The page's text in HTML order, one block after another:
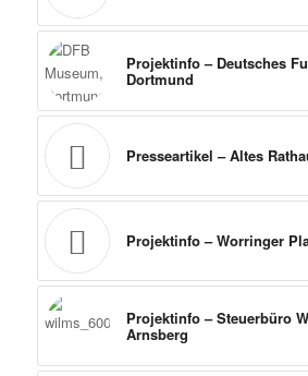
Projektinfo – Deutsches
Dortmund
Presseartikel – Altes
Projektinfo – Worringer
Projektinfo – Steuerbüro
Arnsberg